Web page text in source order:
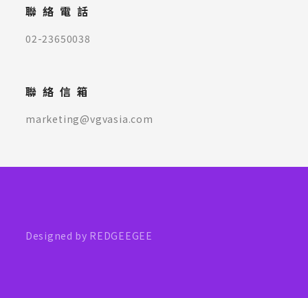
聯絡電話
02-23650038
聯絡信箱
marketing@vgvasia.com
Designed by REDGEEGEE